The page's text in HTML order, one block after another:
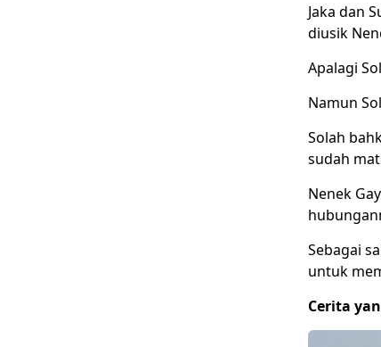
Jaka dan
diusik
Apalagi
Namun
Solah
sudah
Nenek
Sebagai
untuk
Cerita